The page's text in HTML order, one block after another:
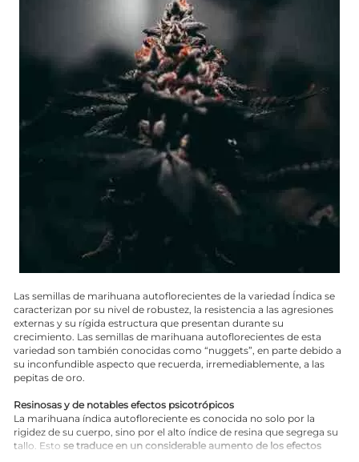
Las semillas de marihuana autoflorecientes de la variedad Índica se
caracterizan por su nivel de robustez, la resistencia a las agresiones
externas y su rígida estructura que presentan durante su
crecimiento. Las semillas de marihuana autoflorecientes de esta
variedad son también conocidas como “nuggets”, en parte debido a
su inconfundible aspecto que recuerda, irremediablemente, a las
pepitas de oro.
Resinosas y de notables efectos psicotrópicos
La marihuana índica autofloreciente es conocida no solo por la
rigidez de su cuerpo, sino por el alto índice de resina que segrega su
tallo. Esto se traduce en un considerable aumento de los efectos